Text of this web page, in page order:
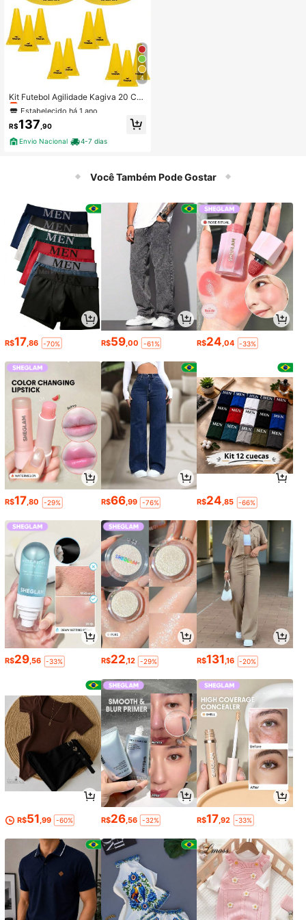
4
Kit Futebol Agilidade Kagiva 20 Co
nes – Chapéu + Tartaruga
Somente 8 Restante
Estabelecido há 1 ano
Somente 8 Restante
Estabelecido há 1 ano
Somente 8 Restante
Estabelecido há 1 ano
Somente 8 Restante
R$137 ,90
Envio Nacional
4-7 dias
Você Também Pode Gostar
R$17 ,86 -70% R$59,00 -61% R$24 ,04 -33%
R$17,80 -29% R$66,99 -76% R$24,85 -66%
R$29,56 -33% R$22,12 -29% R$131,16 -20%
R$51 ,99 -60% R$26,56 -32% R$17 ,92 -33%